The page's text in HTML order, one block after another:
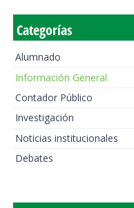
Categorías
Alumnado
Información General
Contador Público
Investigación
Noticias institucionales
Debates